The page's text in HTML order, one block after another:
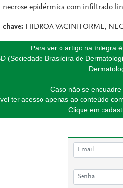
necrose epidérmica com infiltrado
chave: HIDROA VACINIFORME,
Para ver o artigo na íntegra
(Sociedade Brasileira de
Caso não se
ter acesso apenas ao conteúdo
Clique em